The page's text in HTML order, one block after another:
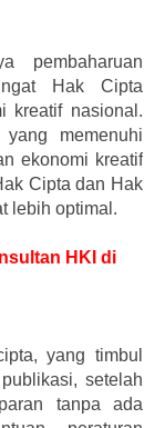
pembaharuan
Hak Cipta
kreatif nasional.
memenuhi
ekonomi kreatif
Cipta dan Hak
lebih optimal.
HKI di
yang timbul
setelah
tanpa ada